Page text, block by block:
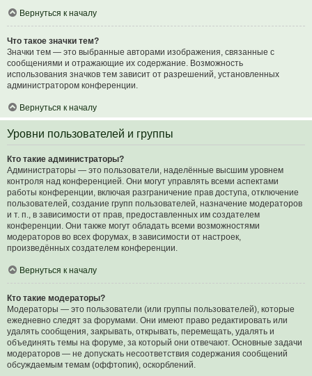
Вернуться к началу
Что такое значки тем?
Значки тем — это выбранные авторами изображения, связанные с
сообщениями и отражающие их содержание. Возможность
использования значков тем зависит от разрешений, установленных
администратором конференции.
Вернуться к началу
Уровни пользователей и группы
Кто такие администраторы?
Администраторы — это пользователи, наделённые высшим уровнем
контроля над конференцией. Они могут управлять всеми аспектами
работы конференции, включая разграничение прав доступа, отключение
пользователей, создание групп пользователей, назначение модераторов
и т. п., в зависимости от прав, предоставленных им создателем
конференции. Они также могут обладать всеми возможностями
модераторов во всех форумах, в зависимости от настроек,
произведённых создателем конференции.
Вернуться к началу
Кто такие модераторы?
Модераторы — это пользователи (или группы пользователей), которые
ежедневно следят за форумами. Они имеют право редактировать или
удалять сообщения, закрывать, открывать, перемещать, удалять и
объединять темы на форуме, за который они отвечают. Основные задачи
модераторов — не допускать несоответствия содержания сообщений
обсуждаемым темам (оффтопик), оскорблений.